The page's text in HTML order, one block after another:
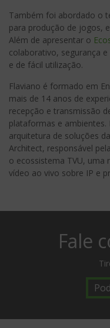
Também foi abordado o
para produção de jogos,
Além de apresentar o
colaborativo, segurança
e de fácil utilização.
Flaviano é formado em
mais de 14 anos de
recepção e transmissão
plataformas e
arquitetura de soluções
Architect, responsável
o ecossistema TVU, uma
vídeo ao vivo sobre IP e
Fale